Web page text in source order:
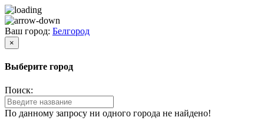
Ваш город: Белгород
×
Выберите город
Поиск:
По данному запросу ни одного города не найдено!